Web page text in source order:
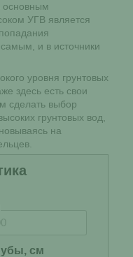
основным
УГВ является
и в источники
уровня грунтовых
здесь есть свои
сделать выбор
грунтовых вод,
на
см